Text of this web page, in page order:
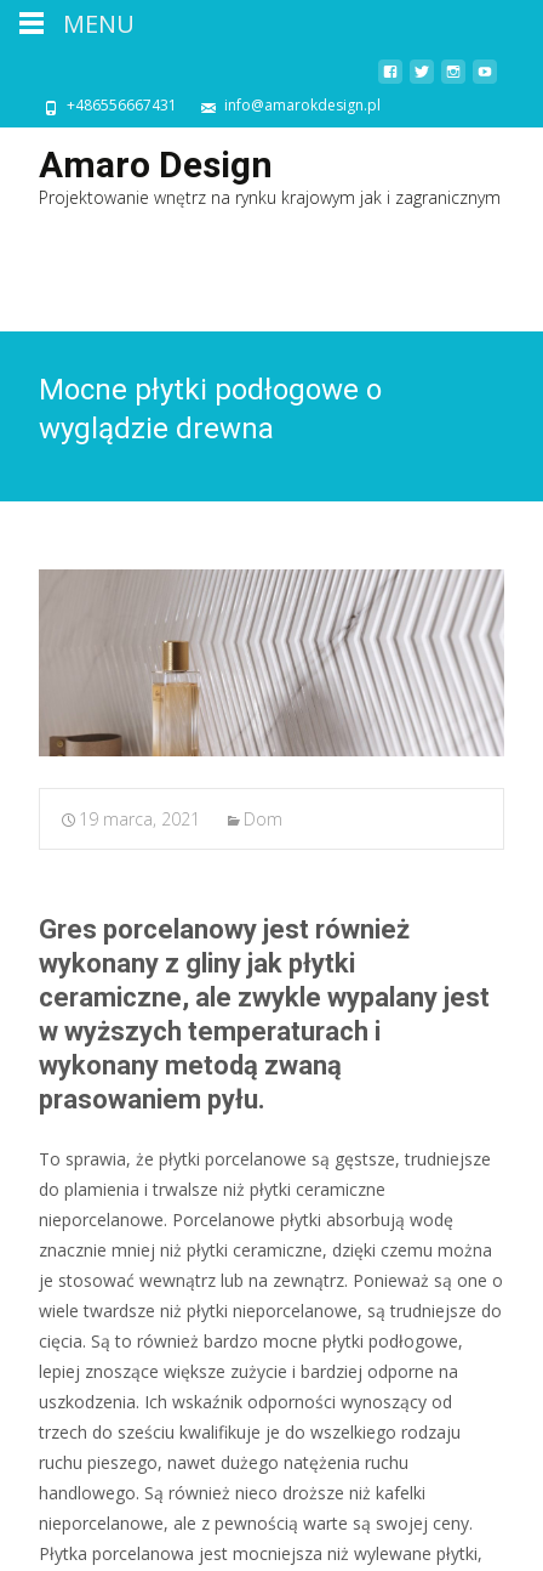
+486556667431 info@amarokdesign.pl
Amaro Design
Projektowanie wnętrz na rynku krajowym jak i zagranicznym
Mocne płytki podłogowe o
wyglądzie drewna
19 marca, 2021 Dom
Gres porcelanowy jest również
wykonany z gliny jak płytki
ceramiczne, ale zwykle wypalany jest
w wyższych temperaturach i
wykonany metodą zwaną
prasowaniem pyłu.
To sprawia, że płytki porcelanowe są gęstsze, trudniejsze
do plamienia i trwalsze niż płytki ceramiczne
nieporcelanowe. Porcelanowe płytki absorbują wodę
znacznie mniej niż płytki ceramiczne, dzięki czemu można
je stosować wewnątrz lub na zewnątrz. Ponieważ są one o
wiele twardsze niż płytki nieporcelanowe, są trudniejsze do
cięcia. Są to również bardzo mocne płytki podłogowe,
lepiej znoszące większe zużycie i bardziej odporne na
uszkodzenia. Ich wskaźnik odporności wynoszący od
trzech do sześciu kwalifikuje je do wszelkiego rodzaju
ruchu pieszego, nawet dużego natężenia ruchu
handlowego. Są również nieco droższe niż kafelki
nieporcelanowe, ale z pewnością warte są swojej ceny.
Płytka porcelanowa jest mocniejsza niż wylewane płytki,
MENU